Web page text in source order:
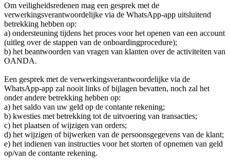
Om veiligheidsredenen mag een gesprek met de
verwerkingsverantwoordelijke via de WhatsApp-app uitsluitend
betrekking hebben op:
a) ondersteuning tijdens het proces voor het openen van een account
(uitleg over de stappen van de onboardingprocedure);
b) het beantwoorden van vragen van klanten over de activiteiten van
OANDA.
Een gesprek met de verwerkingsverantwoordelijke via de
WhatsApp-app zal nooit links of bijlagen bevatten, noch zal het
onder andere betrekking hebben op:
a) het saldo van uw geld op de contante rekening;
b) kwesties met betrekking tot de uitvoering van transacties;
c) het plaatsen of wijzigen van orders;
d) het wijzigen of bijwerken van de persoonsgegevens van de klant;
e) het indienen van instructies voor het storten of opnemen van geld
op/van de contante rekening.